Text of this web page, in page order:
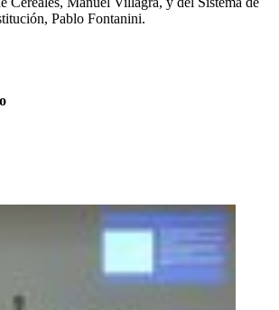
Pablo Fontanini.